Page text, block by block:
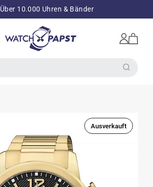
Über 10.000 Uhren & Bänder
Einloggen
Warenkorb
Ausverkauft